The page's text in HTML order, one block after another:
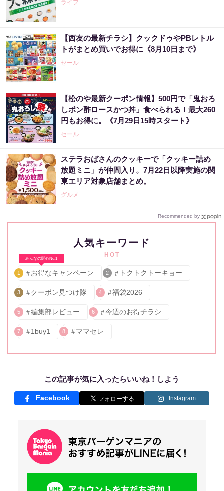
ライフ
【西友の最新チラシ】クックドゥやPBレトル
トがまとめ買いでお得に《8月10日まで》
セール
【松のや最新クーポン情報】500円で「鬼おろ
しポン酢ロースかつ丼」食べられる！最大260
円もお得に。《7月29日15時スタート》
セール
ステラおばさんのクッキーで「クッキー詰め
放題ミニ」が仲間入り。7月22日以降実施の関
東エリア対象店舗まとめ。
グルメ
Recommended by
人気キーワード
HOT
みんなの関心No.1
1 お得なキャンペーン 2 トクトクトーキョー
3 クーポン見つけ隊 4 福袋2026
5 編集部レビュー 6 今週のお得チラシ
7 1buy1 8 ママセレ
この記事が気に入ったらいいね！しよう
Facebook Instagram